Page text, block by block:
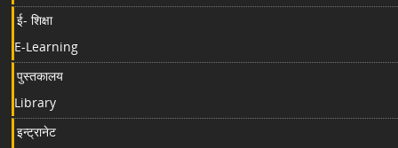
ई- शिक्षा
E-Learning
पुस्तकालय
Library
इन्ट्रानेट